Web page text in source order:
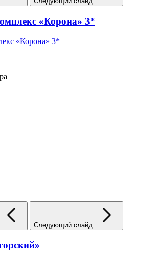
«Корона» 3*
«Корона» 3*
Следующий слайд